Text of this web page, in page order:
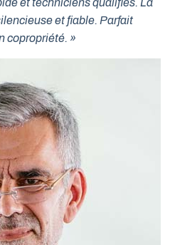
et techniciens qualifiés. La
et fiable. Parfait
copropriété. »